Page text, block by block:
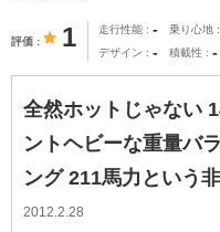
評価 1 走行性能 - 乗り心地
デザイン - 積載性 -
全然ホットじゃない
ントヘビーな重量バ
ング 211馬力という
2012.2.28